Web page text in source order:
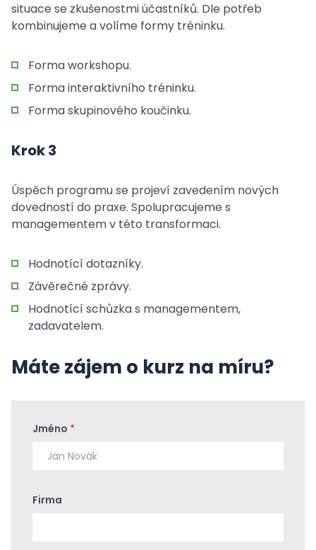
situace se zkušenostmi účastníků. Dle potřeb
kombinujeme a volíme formy tréninku.
Forma workshopu.
Forma interaktivního tréninku.
Forma skupinového koučinku.
Krok 3
Úspěch programu se projeví zavedením nových
dovedností do praxe. Spolupracujeme s
managementem v této transformaci.
Hodnotící dotazníky.
Závěrečné zprávy.
Hodnotící schůzka s managementem,
zadavatelem.
Máte zájem o kurz na míru?
Jméno *
Firma